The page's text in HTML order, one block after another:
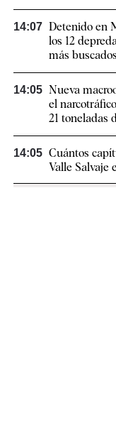
14:07 Detenido en
los 12
más
14:05 Nueva
el
21 toneladas
14:05 Cuántos
Valle Salvaje